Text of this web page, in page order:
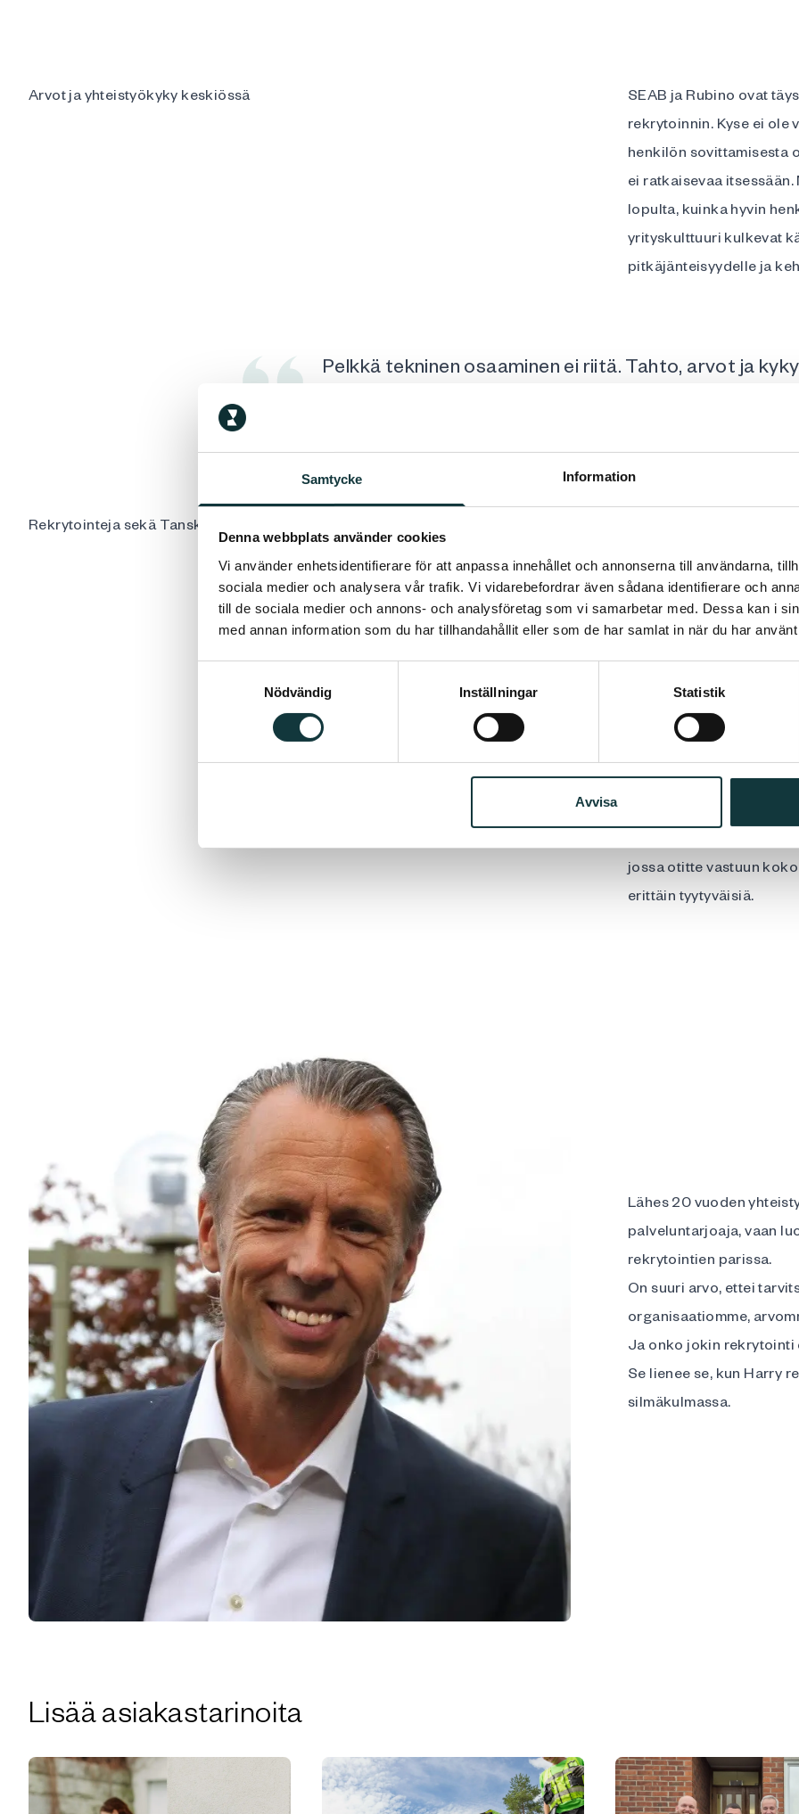
Samtycke Information
Denna webbplats använder cookies
Vi använder enhetsidentifierare för att anpassa innehållet och annonserna till användarna,
sociala medier och analysera vår trafik. Vi vidarebefordrar även sådana identifierare och
till de sociala medier och annons- och analysföretag som vi samarbetar med. Dessa kan i
med annan information som du har tillhandahållit eller som de har samlat in när du har
Nödvändig
Inställningar Statistik
Avvisa
Arvot ja yhteistyökyky keskiössä
SEAB ja Rubino ovat
rekrytoinnin. Kyse ei ole
henkilön sovittamisesta
ei ratkaisevaa
lopulta, kuinka hyvin
yrityskulttuuri kulkevat
pitkäjänteisyydelle ja
Pelkkä tekninen osaaminen ei riitä. Tahto, arvot ja
Rekrytointeja sekä Tanskassa että Ruotsissa
Vuosien varrella
myyjiä että johtavia
turvallisiksi,
palautteella.
Rubino on
millaista henkilöä
toisensa jälkeen
Erityisen tärkeäksi
Ottaen huomioon,
tanskalaisen
yksinkertaisesti ja
jossa otitte vastuun
erittäin tyytyväisiä.
Lähes 20 vuoden
palveluntarjoaja, vaan
rekrytointien parissa.
On suuri arvo, ettei
organisaatiomme,
Ja onko jokin rekrytointi
Se lienee se, kun Harry
silmäkulmassa.
Lisää asiakastarinoita